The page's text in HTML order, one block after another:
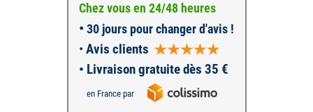
Chez vous en 24/48 heures
• 30 jours pour changer d'avis !
• Avis clients
• Livraison gratuite dès 35 €
en France par